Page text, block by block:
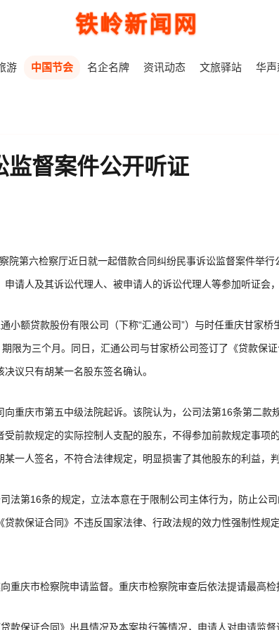
铁岭新闻网
游 中国节会 名企名牌 资讯动态 文旅驿站 华
监督案件公开听证
院第六检察厅近日就一起借款合同纠纷民事诉讼监督案件举
请人及其诉讼代理人、被申请人的诉讼代理人等参加听证会
额贷款股份有限公司（下称“汇通公司”）与时任重庆甘家桥
限为三个月。同日，汇通公司与甘家桥公司签订了《贷款保
议只有胡某一名股东签名确认。
重庆市第五中级法院起诉。该院认为，公司法第16条第二
前款规定的实际控制人支配的股东，不得参加前款规定事项
一人签名，不符合法律规定，明显损害了其他股东的利益，
法第16条的规定，立法本意在于限制公司主体行为，防止公
款保证合同》不违反国家法律、行政法规的效力性强制性规
重庆市检察院申请监督。重庆市检察院审查后依法提请最高检
款保证合同》出具情况及本案执行等情况，申请人对申请监